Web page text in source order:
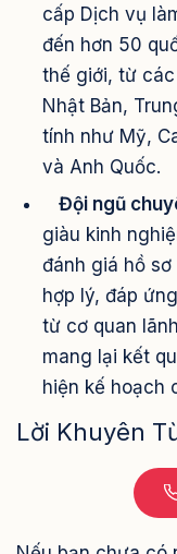
cấp Dịch vụ
đến hơn 50
thế giới, từ
Nhật Bản,
tính như Mỹ,
và Anh Quốc.
Đội ngũ
giàu kinh
đánh giá hồ
hợp lý, đáp
từ cơ quan
mang lại kết
hiện kế hoạch
Lời Khuyên